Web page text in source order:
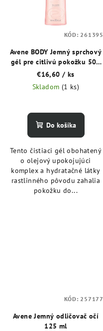
Avene BODY Jemný sprchový
gél pre citlivú pokožku 500
ml
€16,60/ ks
Skladom (1 ks)
Do košíka
Tento čistiaci gél obohatený
o olejový upokojujúci
komplex a hydratačné látky
rastlinného pôvodu zahalia
pokožku do...
KÓD: 261395
Avene Jemný odličovač očí
125 ml
KÓD: 257177